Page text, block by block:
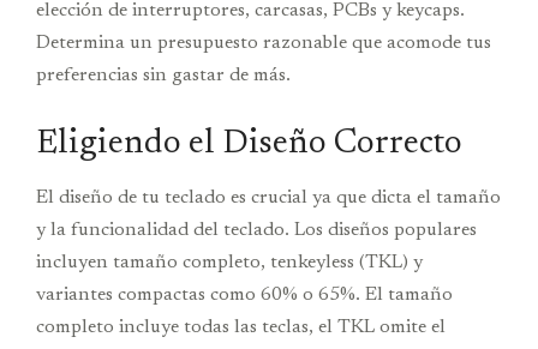
elección de interruptores, carcasas, PCBs y keycaps.
Determina un presupuesto razonable que acomode tus
preferencias sin gastar de más.
Eligiendo el Diseño Correcto
El diseño de tu teclado es crucial ya que dicta el tamaño
y la funcionalidad del teclado. Los diseños populares
incluyen tamaño completo, tenkeyless (TKL) y
variantes compactas como 60% o 65%. El tamaño
completo incluye todas las teclas, el TKL omite el